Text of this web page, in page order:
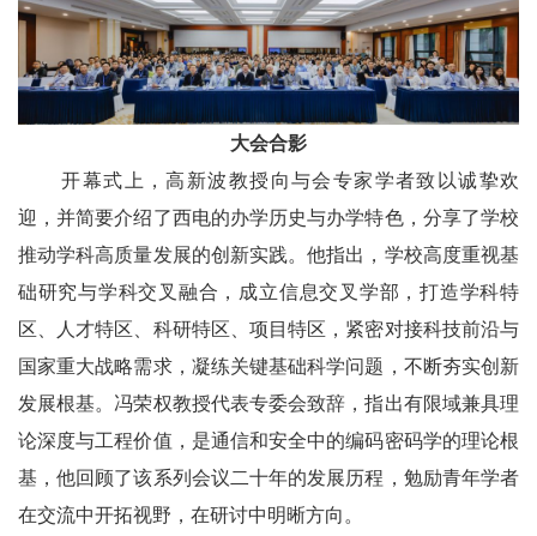
大会合影
开幕式上，高新波教授 向与会专家学者致以诚挚欢
迎，并简要介绍了西电的办学历史与办学特色，分享了学校
推动学科高质量发展的创新实践。他指出，学校高度重视基
础研究与学科交叉融合，成立信息交叉学部，打造学科特
区、人才特区、科研特区、项目特区，紧密对接科技前沿与
国家重大战略需求，凝练关键基础科学问题，不断夯实创新
发展根基。冯荣权教授代表专委会致辞，指出有限域兼具理
论深度与工程价值，是通信和安全中的编码密码学的理论根
基，他回顾了该系列会议二十年的发展历程，勉励青年学者
在交流中开拓视野，在研讨中明晰方向。